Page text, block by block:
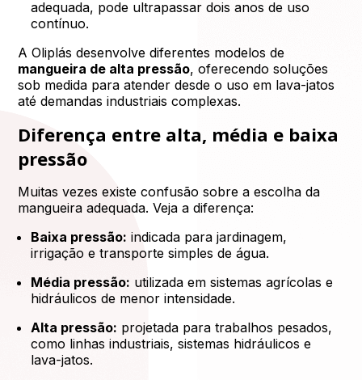
adequada, pode ultrapassar dois anos de uso
contínuo.
A Oliplás desenvolve diferentes modelos de
mangueira de alta pressão, oferecendo soluções
sob medida para atender desde o uso em lava-jatos
até demandas industriais complexas.
Diferença entre alta, média e baixa
pressão
Muitas vezes existe confusão sobre a escolha da
mangueira adequada. Veja a diferença:
Baixa pressão: indicada para jardinagem,
irrigação e transporte simples de água.
Média pressão: utilizada em sistemas agrícolas e
hidráulicos de menor intensidade.
Alta pressão: projetada para trabalhos pesados,
como linhas industriais, sistemas hidráulicos e
lava-jatos.